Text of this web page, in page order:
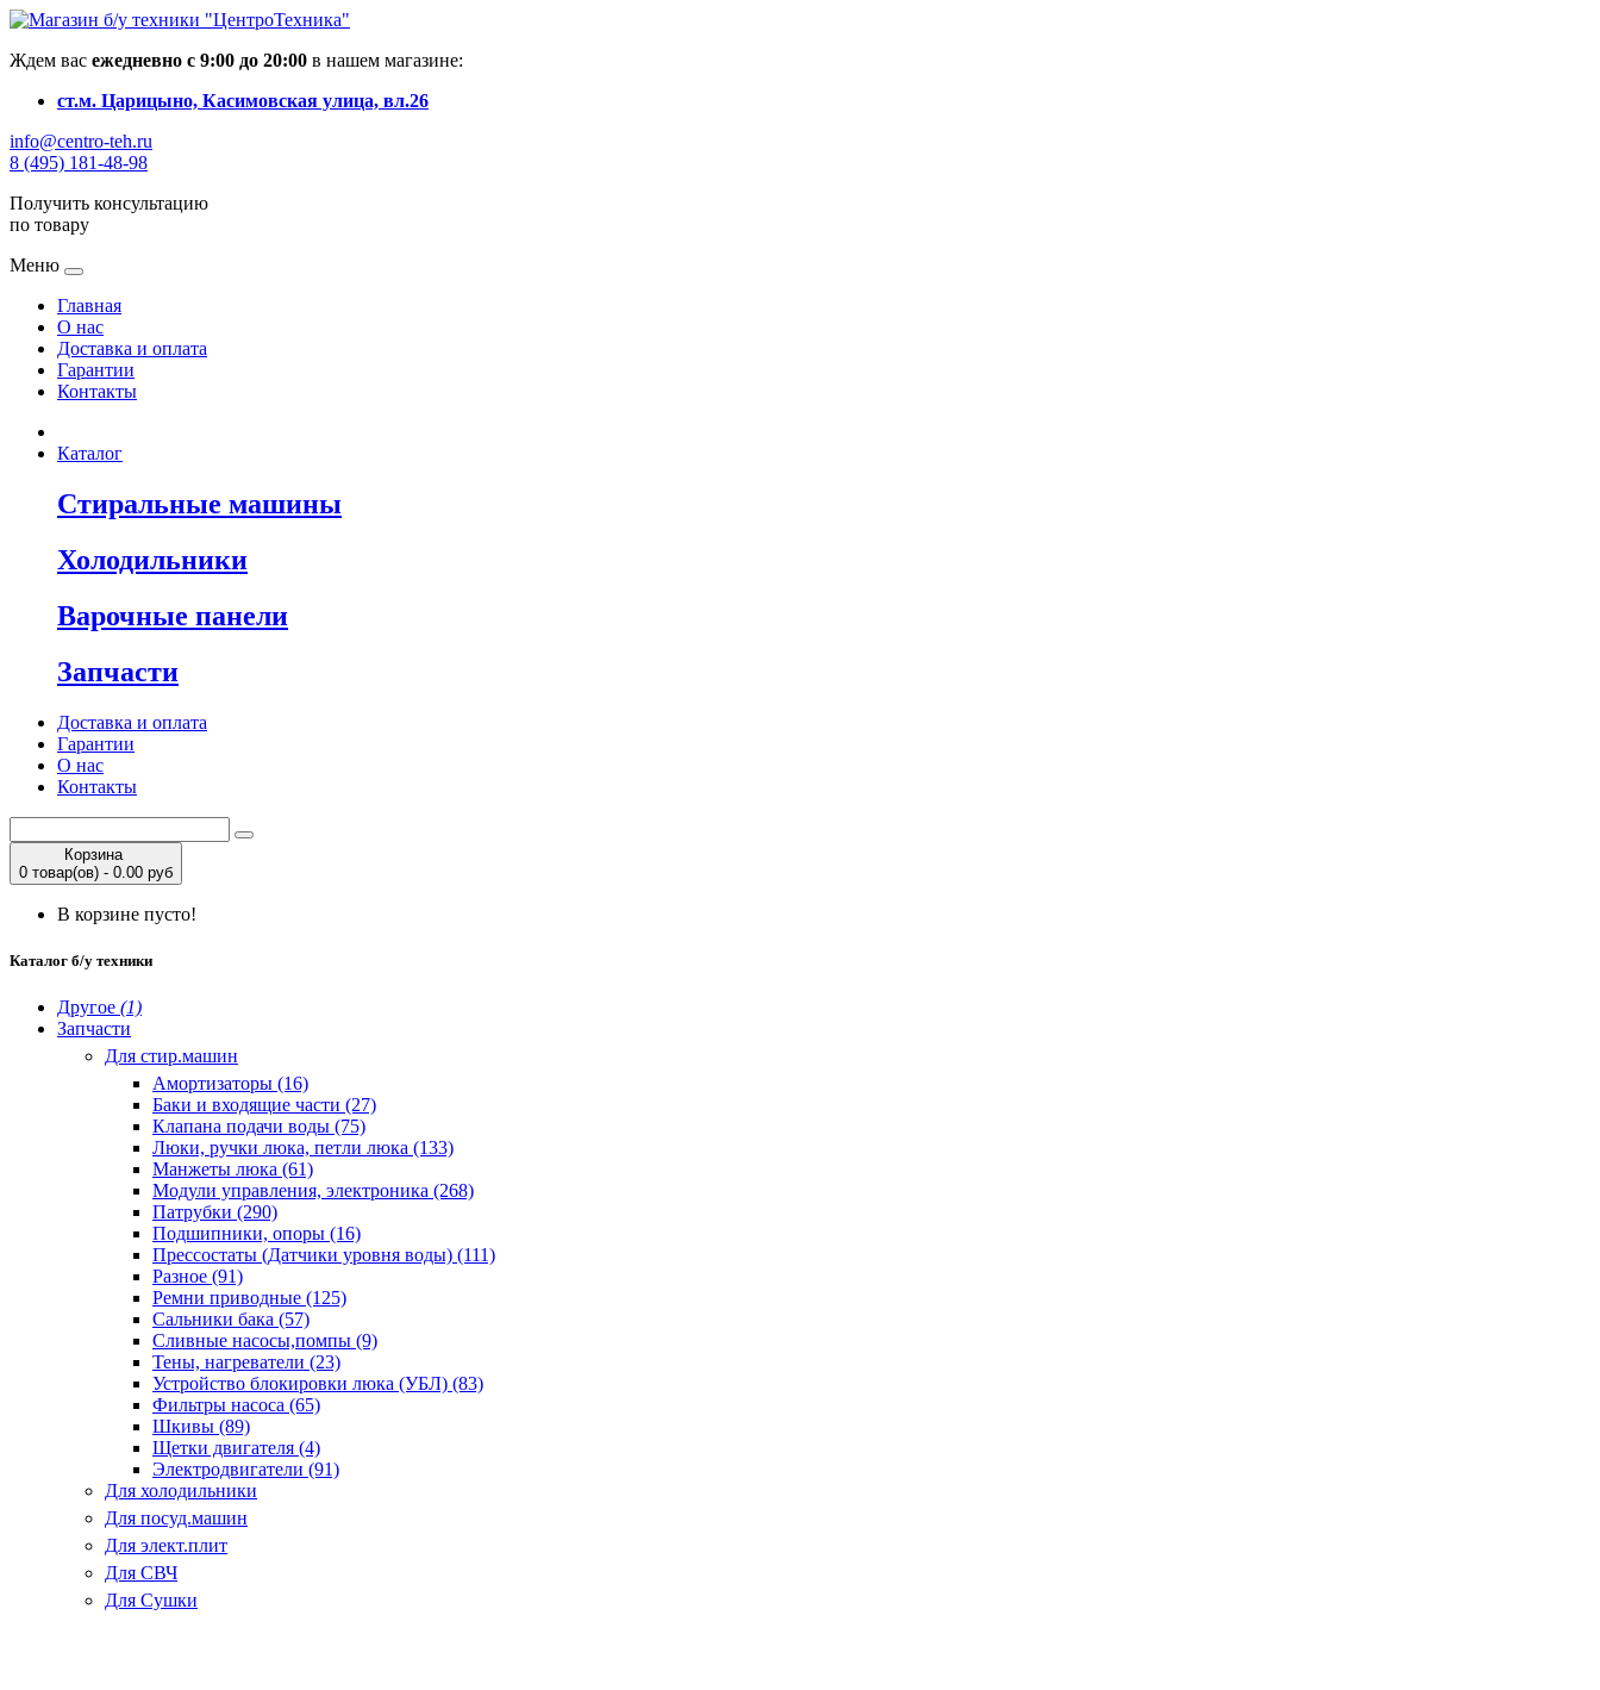
Ждем вас ежедневно с 9:00 до 20:00 в нашем магазине:
ст.м. Царицыно, Касимовская улица, вл.26
info@centro-teh.ru
8 (495) 181-48-98
Получить консультацию
по товару
Меню
Главная
О нас
Доставка и оплата
Гарантии
Контакты
Каталог
Стиральные машины
Холодильники
Варочные панели
Запчасти
Доставка и оплата
Гарантии
О нас
Контакты
Корзина
0 товар(ов) - 0.00 руб
В корзине пусто!
Каталог б/у техники
Другое (1)
Запчасти
Для стир.машин
Амортизаторы (16)
Баки и входящие части (27)
Клапана подачи воды (75)
Люки, ручки люка, петли люка (133)
Манжеты люка (61)
Модули управления, электроника (268)
Патрубки (290)
Подшипники, опоры (16)
Прессостаты (Датчики уровня воды) (111)
Разное (91)
Ремни приводные (125)
Сальники бака (57)
Сливные насосы,помпы (9)
Тены, нагреватели (23)
Устройство блокировки люка (УБЛ) (83)
Фильтры насоса (65)
Шкивы (89)
Щетки двигателя (4)
Электродвигатели (91)
Для холодильники
Для посуд.машин
Для элект.плит
Для СВЧ
Для Сушки